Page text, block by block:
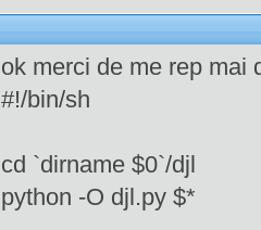
ok merci de me rep mai
#!/bin/sh
cd `dirname $0`/djl
python -O djl.py $*